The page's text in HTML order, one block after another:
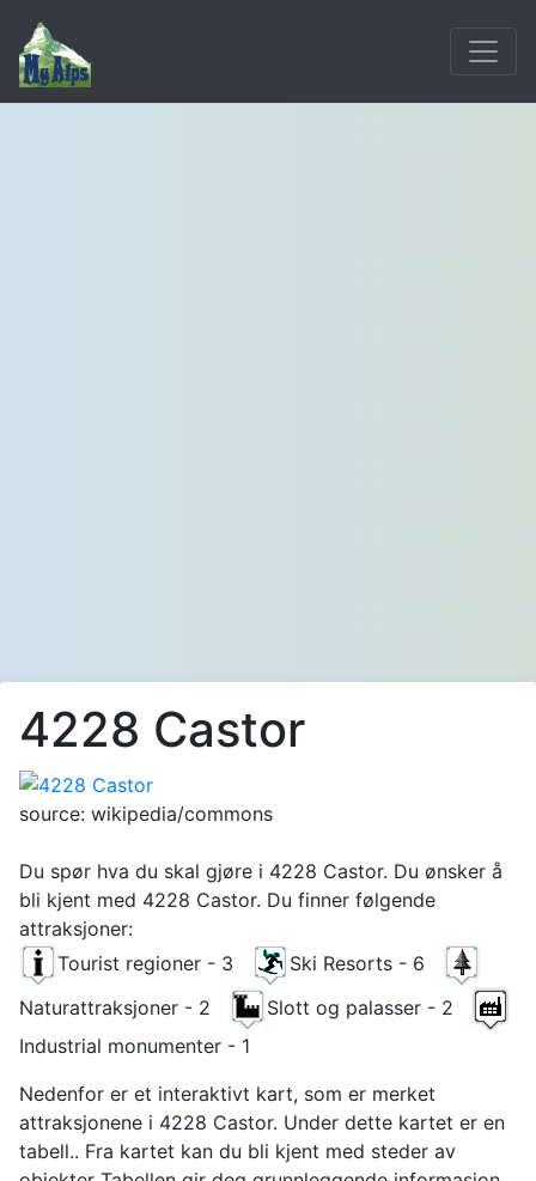
4228 Castor
source: wikipedia/commons
Du spør hva du skal gjøre i 4228 Castor. Du ønsker å
bli kjent med 4228 Castor. Du finner følgende
attraksjoner:
Tourist regioner - 3
Ski Resorts - 6
Naturattraksjoner - 2
Slott og palasser - 2
Industrial monumenter - 1
Nedenfor er et interaktivt kart, som er merket
attraksjonene i 4228 Castor. Under dette kartet er en
tabell.. Fra kartet kan du bli kjent med steder av